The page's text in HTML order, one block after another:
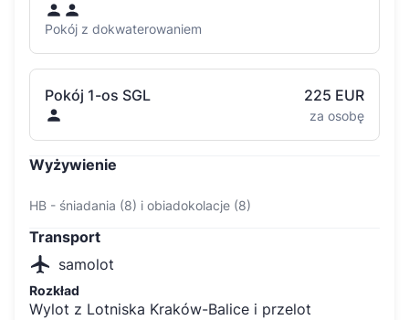
Pokój z dokwaterowaniem
Pokój 1-os SGL 225 EUR
za osobę
Wyżywienie
HB - śniadania (8) i obiadokolacje (8)
Transport
samolot
Rozkład
Wylot z Lotniska Kraków-Balice i przelot